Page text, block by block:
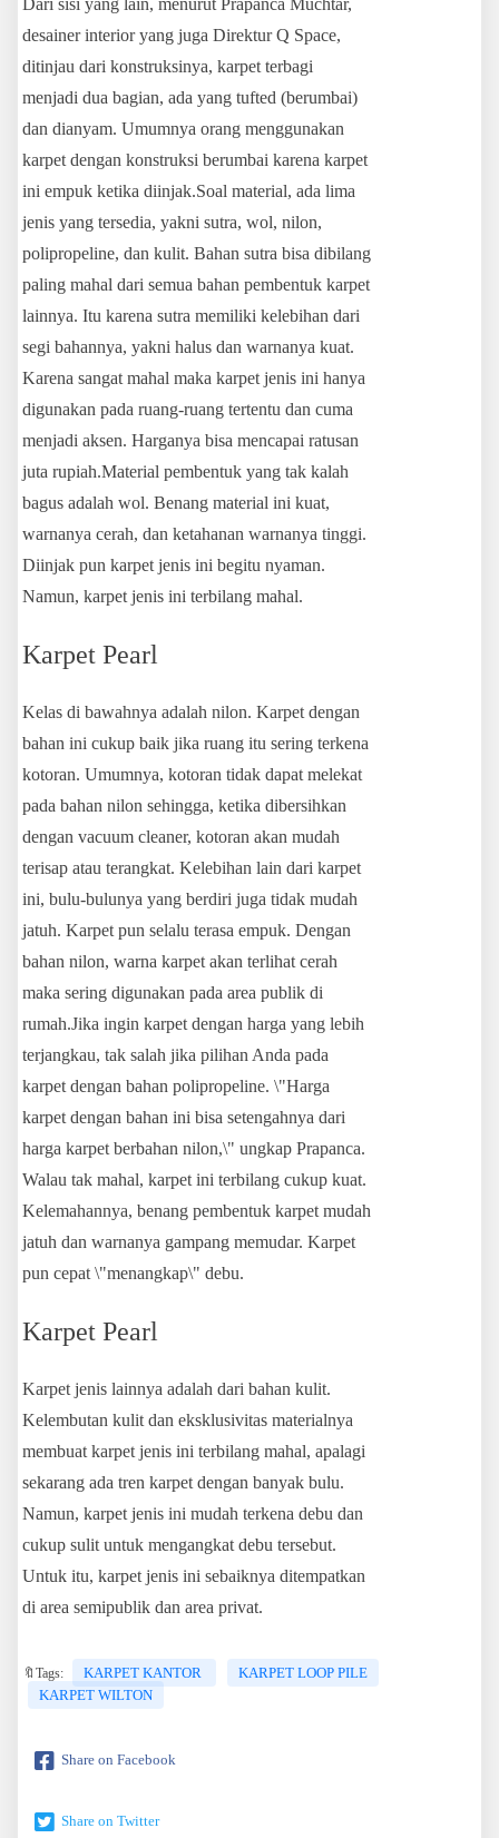
Dari sisi yang lain, menurut Prapanca Muchtar,
desainer interior yang juga Direktur Q Space,
ditinjau dari konstruksinya, karpet terbagi
menjadi dua bagian, ada yang tufted (berumbai)
dan dianyam. Umumnya orang menggunakan
karpet dengan konstruksi berumbai karena karpet
ini empuk ketika diinjak.Soal material, ada lima
jenis yang tersedia, yakni sutra, wol, nilon,
polipropeline, dan kulit. Bahan sutra bisa dibilang
paling mahal dari semua bahan pembentuk karpet
lainnya. Itu karena sutra memiliki kelebihan dari
segi bahannya, yakni halus dan warnanya kuat.
Karena sangat mahal maka karpet jenis ini hanya
digunakan pada ruang-ruang tertentu dan cuma
menjadi aksen. Harganya bisa mencapai ratusan
juta rupiah.Material pembentuk yang tak kalah
bagus adalah wol. Benang material ini kuat,
warnanya cerah, dan ketahanan warnanya tinggi.
Diinjak pun karpet jenis ini begitu nyaman.
Namun, karpet jenis ini terbilang mahal.
Karpet Pearl
Kelas di bawahnya adalah nilon. Karpet dengan
bahan ini cukup baik jika ruang itu sering terkena
kotoran. Umumnya, kotoran tidak dapat melekat
pada bahan nilon sehingga, ketika dibersihkan
dengan vacuum cleaner, kotoran akan mudah
terisap atau terangkat. Kelebihan lain dari karpet
ini, bulu-bulunya yang berdiri juga tidak mudah
jatuh. Karpet pun selalu terasa empuk. Dengan
bahan nilon, warna karpet akan terlihat cerah
maka sering digunakan pada area publik di
rumah.Jika ingin karpet dengan harga yang lebih
terjangkau, tak salah jika pilihan Anda pada
karpet dengan bahan polipropeline. \"Harga
karpet dengan bahan ini bisa setengahnya dari
harga karpet berbahan nilon,\" ungkap Prapanca.
Walau tak mahal, karpet ini terbilang cukup kuat.
Kelemahannya, benang pembentuk karpet mudah
jatuh dan warnanya gampang memudar. Karpet
pun cepat \"menangkap\" debu.
Karpet Pearl
Karpet jenis lainnya adalah dari bahan kulit.
Kelembutan kulit dan eksklusivitas materialnya
membuat karpet jenis ini terbilang mahal, apalagi
sekarang ada tren karpet dengan banyak bulu.
Namun, karpet jenis ini mudah terkena debu dan
cukup sulit untuk mengangkat debu tersebut.
Untuk itu, karpet jenis ini sebaiknya ditempatkan
di area semipublik dan area privat.
🔖Tags: KARPET KANTOR
KARPET LOOP PILE
KARPET WILTON
Share on Facebook
Share on Twitter